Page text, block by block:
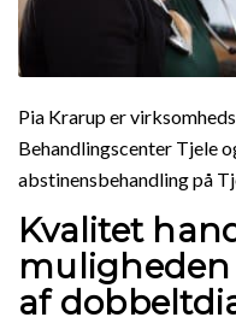
Pia Krarup er
Behandlingscenter Tjele
abstinensbehandling på
Kvalitet
af